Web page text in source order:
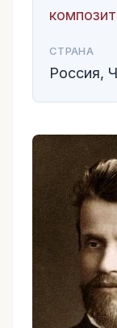
СТРАНА
Россия,